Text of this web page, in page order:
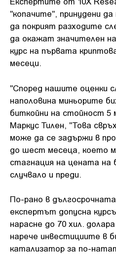
"копачите", принудени
да покрият разходите
да окажат значителен
курс на първата
месеци.
"Според нашите оценки
наполовина миньорите
биткойни на стойност 5
Маркус Тилен, "Това
може да се задържи в
до шест месеца, което
стагнация на цената на
случвало и преди.
По-рано в
експертът допусна
нарасне до 70 хил.
нарече инвестициите в
катализатор за по-